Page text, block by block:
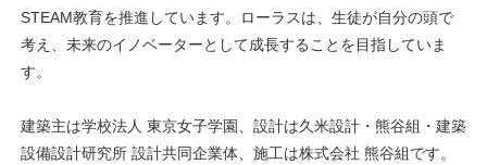
STEAM教育を推進しています。ローラスは、生徒が自分の頭で
考え、未来のイノベーターとして成長することを目指していま
す。
建築主は学校法人 東京女子学園、設計は久米設計・熊谷組・建築
設備設計研究所 設計共同企業体、施工は株式会社 熊谷組です。